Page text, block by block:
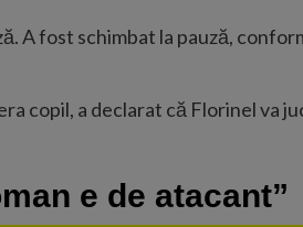
A fost schimbat la pauză,
copil, a declarat că Florinel va
e de atacant”